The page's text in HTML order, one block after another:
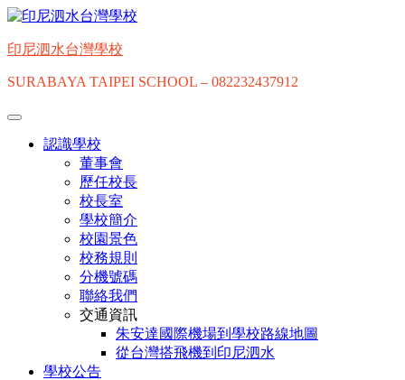
Skip
content
印尼泗水台灣學校
SURABAYA TAIPEI SCHOOL – 082232437912
認識學校
董事會
歷任校長
校長室
學校簡介
校園景色
校務規則
分機號碼
聯絡我們
交通資訊
朱安達國際機場到學校路線地圖
從台灣搭飛機到印尼泗水
學校公告